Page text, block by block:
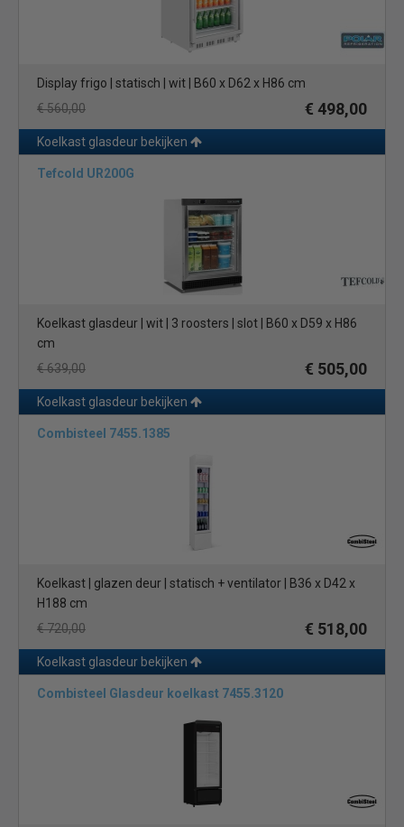
Display frigo | statisch | wit | B60 x D62 x H86 cm
€ 560,00
€ 498,00
Koelkast glasdeur bekijken
Tefcold UR200G
Koelkast glasdeur | wit | 3 roosters | slot | B60 x D59 x H86
cm
€ 639,00
€ 505,00
Koelkast glasdeur bekijken
Combisteel 7455.1385
Koelkast | glazen deur | statisch + ventilator | B36 x D42 x
H188 cm
€ 720,00
€ 518,00
Koelkast glasdeur bekijken
Combisteel Glasdeur koelkast 7455.3120